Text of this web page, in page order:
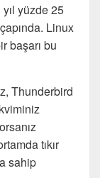
yüzde 25
Linux
başarı bu
Thunderbird
tıkır
sahip